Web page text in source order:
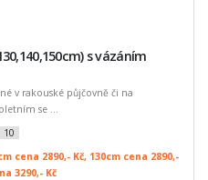
s vázáním
v rakouské půjčovně či na
se ...
10
cena 2890,- Kč, 130cm cena 2890,-
3290,- Kč